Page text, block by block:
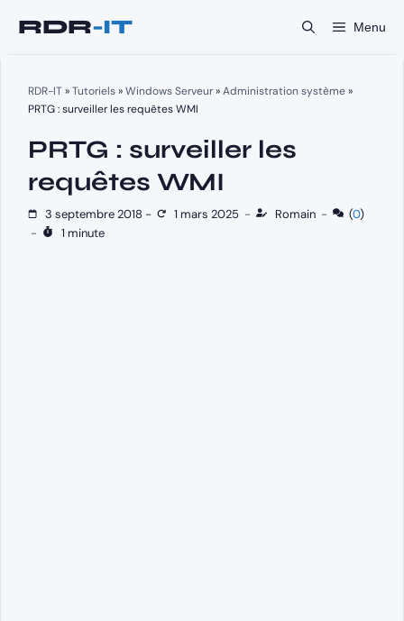
Menu
RDR-IT»Tutoriels»Windows Serveur»Administration système»
PRTG : surveiller les requêtes WMI
PRTG : surveiller les
requêtes WMI
3 septembre 2018 - 1 mars 2025 - Romain - (0)
-
1 minute